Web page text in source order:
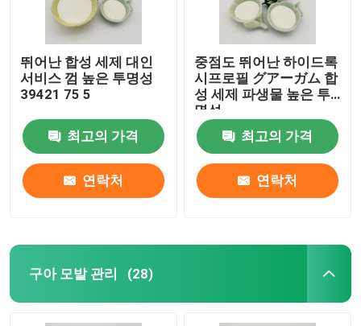
뛰어난 합성 세제 대인
서비스 껌 높은 투명성
39421 75 5
최고의 가격
연락처
중점도 뛰어난 하이드록
시프로필 グアーガム 합
성 세제 파생물 높은 투
명성
최고의 가격
연락처
구아 모발 관리 (28)